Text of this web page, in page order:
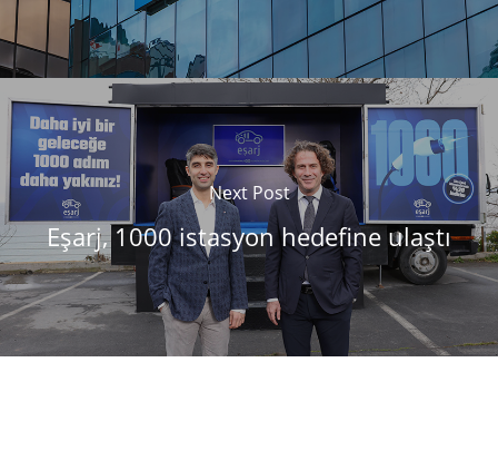
Next Post
Eşarj, 1000 istasyon hedefine ulaştı